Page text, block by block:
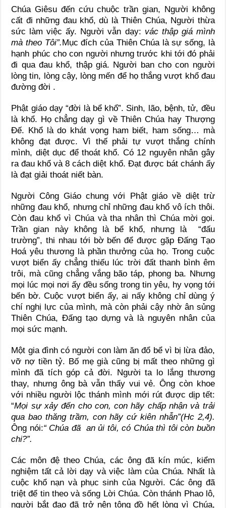
Chúa Giêsu đến cứu chuộc trần gian, Người không
cất đi những đau khổ, dù là Thiên Chúa, Người thừa
sức làm việc ấy. Người vẫn dạy: vác thập giá mình
mà theo Tôi”. Mục đích của Thiên Chúa là sự sống, là
hạnh phúc cho con người nhưng trước khi tới đó phải
đi qua đau khổ, thập giá. Người ban cho con người
lòng tin, lòng cậy, lòng mến để họ thắng vượt khổ đau
đường đời .
Phật giáo dạy “đời là bể khổ”. Sinh, lão, bệnh, tử, đều
là khổ. Họ chẳng dạy gì về Thiên Chúa hay Thượng
Đế. Khổ là do khát vọng ham biết, ham sống… mà
không đạt được. Vì thế phải tự vượt thắng chính
mình, diệt dục để thoát khổ. Có 12 nguyên nhân gây
ra đau khổ và 8 cách diệt khổ. Đạt được bát chánh ấy
là đạt giải thoát niết bàn.
Người Công Giáo chung với Phật giáo về diệt trừ
những đau khổ, nhưng chỉ những đau khổ vô ích thôi.
Còn đau khổ vì Chúa và tha nhân thì Chúa mời gọi.
Trần gian này không là bể khổ, nhưng là “đấu
trường”, thi nhau tới bờ bến để được gặp Đấng Tạo
Hoá yêu thương là phần thưởng của họ. Trong cuộc
vượt biển ấy chẳng thiếu lúc trời đất thanh bình êm
trôi, mà cũng chẳng vắng bão táp, phong ba. Nhưng
mọi lúc mọi nơi ấy đều sống trong tin yêu, hy vọng tới
bến bờ. Cuộc vượt biển ấy, ai nấy không chỉ dùng ý
chí nghị lực của mình, mà còn phải cậy nhờ ân sủng
Thiên Chúa, Đấng tạo dựng và là nguyên nhân của
mọi sức mạnh.
Một gia đình có người con làm ăn đổ bể vì bị lừa đảo,
vỡ nợ tiền tỷ. Bố mẹ già cũng bị mất theo những gì
mình đã tích góp cả đời. Người ta lo lắng thương
thay, nhưng ông bà vẫn thấy vui vẻ. Ông còn khoe
với nhiều người lộc thánh mình mới rút được dịp tết:
“Mọi sự xảy đến cho con, con hãy chấp nhận và trải
qua bao thăng trầm, con hãy cứ kiên nhẫn”(Hc 2,4).
Ông nói:“ Chúa đã an ủi tôi, có Chúa thì tôi còn buồn
chi?”.
Các môn đệ theo Chúa, các ông đã kín múc, kiểm
nghiệm tất cả lời dạy và việc làm của Chúa. Nhất là
cuộc khổ nạn và phục sinh của Người. Các ông đã
triệt để tin theo và sống Lời Chúa. Còn thánh Phao lô,
người bắt đạo đã trở nên tông đồ hết lòng vì Chúa,